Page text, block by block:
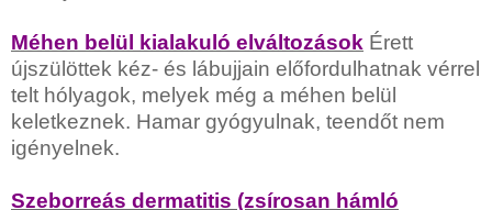
Méhen belül kialakuló elváltozások Érett
újszülöttek kéz- és lábujjain előfordulhatnak vérrel
telt hólyagok, melyek még a méhen belül
keletkeznek. Hamar gyógyulnak, teendőt nem
igényelnek.
Szeborreás dermatitis (zsírosan hámló